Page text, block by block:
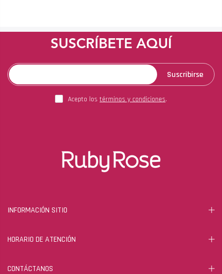
SUSCRÍBETE AQUÍ
Suscribirse
Acepto los términos y condiciones.
INFORMACIÓN SITIO
HORARIO DE ATENCIÓN
CONTÁCTANOS